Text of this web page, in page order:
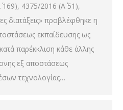
4375/2016 (Α΄ 51),
διατάξεις» προβλέφθηκε η
εκπαίδευσης ως
παρέκκλιση κάθε άλλης
εξ αποστάσεως
τεχνολογίας…